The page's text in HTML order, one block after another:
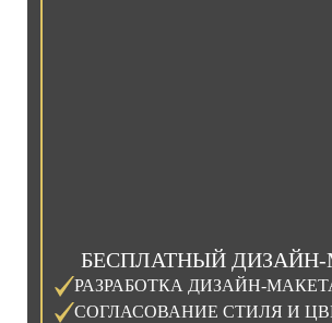
БЕСПЛАТНЫЙ
РАЗРАБОТКА ДИЗАЙН-
СОГЛАСОВАНИЕ СТИЛЯ И